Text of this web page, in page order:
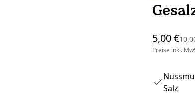
5,00 €
Preise inkl.
Salz